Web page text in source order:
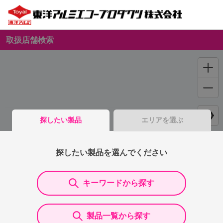
取扱店舗検索
探したい製品 エリアを選ぶ
探したい製品を選んでください
キーワードから探す
製品一覧から探す